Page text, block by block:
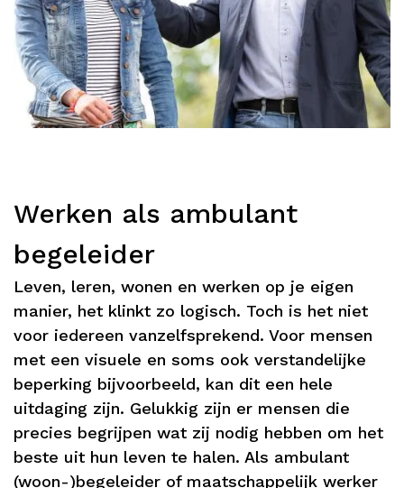
Werken als ambulant
begeleider
Leven, leren, wonen en werken op je eigen
manier, het klinkt zo logisch. Toch is het niet
voor iedereen vanzelfsprekend. Voor mensen
met een visuele en soms ook verstandelijke
beperking bijvoorbeeld, kan dit een hele
uitdaging zijn. Gelukkig zijn er mensen die
precies begrijpen wat zij nodig hebben om het
beste uit hun leven te halen. Als ambulant
(woon-)begeleider of maatschappelijk werker